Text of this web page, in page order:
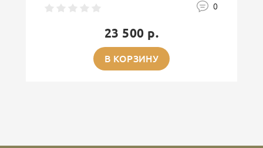
0
23 500 р.
В КОРЗИНУ